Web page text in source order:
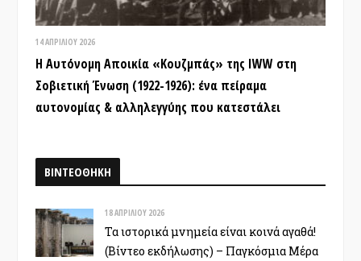
14 ΑΠΡΙΛΊΟΥ 2026
Η Αυτόνομη Αποικία «Κουζμπάς» της IWW στη
Σοβιετική Ένωση (1922-1926): ένα πείραμα
αυτονομίας & αλληλεγγύης που κατεστάλει
ΒΙΝΤΕΟΘΗΚΗ
18 ΑΠΡΙΛΊΟΥ 2026
Τα ιστορικά μνημεία είναι κοινά αγαθά!
(Βίντεο εκδήλωσης) – Παγκόσμια Μέρα